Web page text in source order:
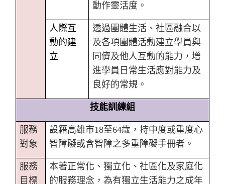
動作靈活度。
人際互
動的建
立
透過團體生活、社區融合以
及各項團體活動建立學員與
同儕及他人互動的能力，增
進學員日常生活應對能力及
良好的常規。
技能訓練組
服務
對象
設籍高雄市18至64歲，持中度或重度心
智障礙或含智障之多重障礙手冊者。
服務
目標
本著正常化、獨立化、社區化及家庭化
的服務理念，為有獨立生活能力之成年